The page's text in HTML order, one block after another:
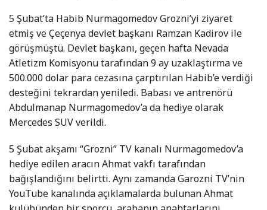
5 Şubat’ta Habib Nurmagomedov Grozni’yi ziyaret
etmiş ve Çeçenya devlet başkanı Ramzan Kadirov ile
görüşmüştü. Devlet başkanı, geçen hafta Nevada
Atletizm Komisyonu tarafından 9 ay uzaklaştırma ve
500.000 dolar para cezasına çarptırılan Habib’e verdiği
desteğini tekrardan yeniledi. Babası ve antrenörü
Abdulmanap Nurmagomedov’a da hediye olarak
Mercedes SUV verildi.
5 Şubat akşamı “Grozni” TV kanalı Nurmagomedov’a
hediye edilen aracın Ahmat vakfı tarafından
bağışlandığını belirtti. Aynı zamanda Garozni TV’nin
YouTube kanalında açıklamalarda bulunan Ahmat